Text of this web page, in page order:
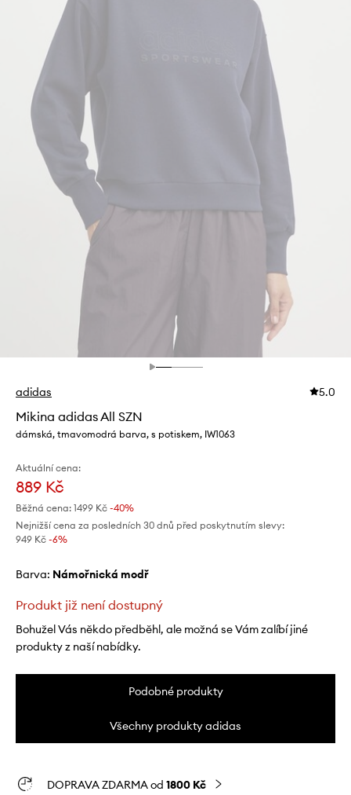
adidas 5.0
Mikina adidas All SZN
dámská, tmavomodrá barva, s potiskem, IW1063
Aktuální cena:
889 Kč
Běžná cena: 1499 Kč -40%
Nejnižší cena za posledních 30 dnů před poskytnutím slevy:
949 Kč -6%
Barva: námořnická modř
Produkt již není dostupný
Bohužel Vás někdo předběhl, ale možná se Vám zalíbí jiné
produkty z naší nabídky.
Podobné produkty
Všechny produkty adidas
DOPRAVA ZDARMA od 1800 Kč